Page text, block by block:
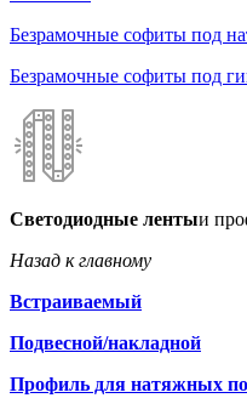
Безрамочные софиты под
Безрамочные софиты под
Светодиодные лентыи
Назад к главному
Встраиваемый
Подвесной/накладной
Профиль для натяжных